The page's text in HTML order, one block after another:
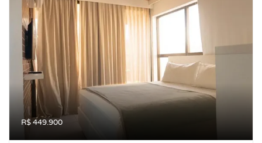
R$ 449.900